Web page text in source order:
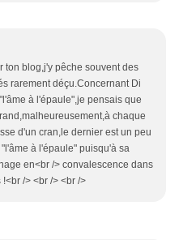
ton blog,j'y pêche souvent des
rarement déçu.Concernant Di
à l'épaule",je pensais que
chaque
d'un cran,le dernier est un peu
à l'épaule" puisqu'à sa
en<br /> convalescence dans
/> <br /> <br />